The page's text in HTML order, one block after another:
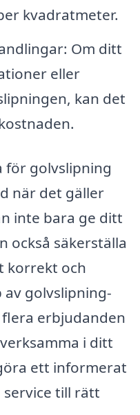
kvadratmeter.
Om ditt
eller
kan det
för golvslipning
när det gäller
inte bara ge ditt
också säkerställa
korrekt och
golvslipning-
erbjudanden
i ditt
ett informerat
service till rätt